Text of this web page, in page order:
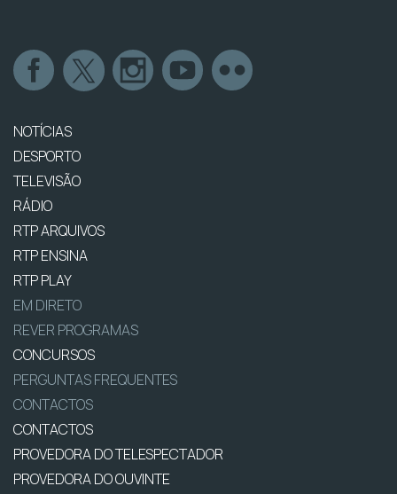
NOTÍCIAS
DESPORTO
TELEVISÃO
RÁDIO
RTP ARQUIVOS
RTP ENSINA
RTP PLAY
EM DIRETO
REVER PROGRAMAS
CONCURSOS
PERGUNTAS FREQUENTES
CONTACTOS
CONTACTOS
PROVEDORA DO TELESPECTADOR
PROVEDORA DO OUVINTE